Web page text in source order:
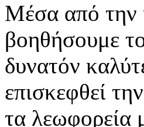
Μέσα από την
βοηθήσουμε
δυνατόν
επισκεφθεί
τα λεωφορεία